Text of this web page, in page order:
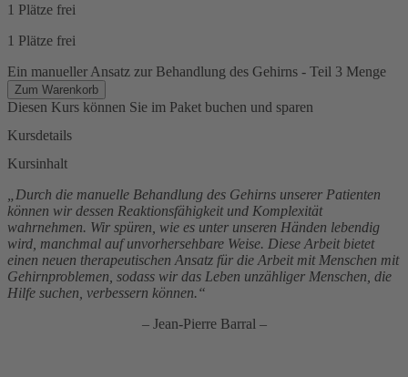
1 Plätze frei
1 Plätze frei
Ein manueller Ansatz zur Behandlung des Gehirns - Teil 3 Menge
Zum Warenkorb
Diesen Kurs können Sie im Paket buchen und sparen
Kursdetails
Kursinhalt
„Durch die manuelle Behandlung des Gehirns unserer Patienten
können wir dessen Reaktionsfähigkeit und Komplexität
wahrnehmen. Wir spüren, wie es unter unseren Händen lebendig
wird, manchmal auf unvorhersehbare Weise. Diese Arbeit bietet
einen neuen therapeutischen Ansatz für die Arbeit mit Menschen mit
Gehirnproblemen, sodass wir das Leben unzähliger Menschen, die
Hilfe suchen, verbessern können.“
– Jean-Pierre Barral –